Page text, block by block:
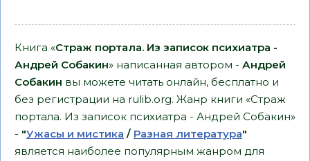
Книга «Страж портала. Из записок психиатра -
Андрей Собакин» написанная автором - Андрей
Собакин вы можете читать онлайн, бесплатно и
без регистрации на rulib.org. Жанр книги «Страж
портала. Из записок психиатра - Андрей Собакин»
- "Ужасы и мистика / Разная литература"
является наиболее популярным жанром для